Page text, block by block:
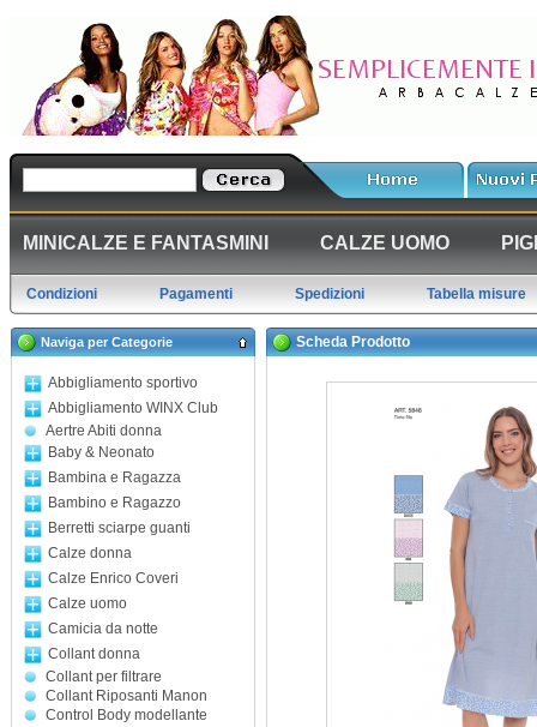
MINICALZE E FANTASMINI CALZE UOMO
Condizioni Pagamenti Spedizioni Tabella misure
Naviga per Categorie
Abbigliamento sportivo
Abbigliamento WINX Club
Aertre Abiti donna
Baby & Neonato
Bambina e Ragazza
Bambino e Ragazzo
Berretti sciarpe guanti
Calze donna
Calze Enrico Coveri
Calze uomo
Camicia da notte
Collant donna
Collant per filtrare
Collant Riposanti Manon
Control Body modellante
Scheda Prodotto